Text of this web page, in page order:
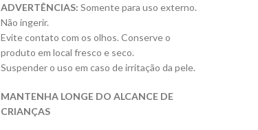
ADVERTÊNCIAS: Somente para uso externo.
Não ingerir.
Evite contato com os olhos. Conserve o
produto em local fresco e seco.
Suspender o uso em caso de irritação da pele.
MANTENHA LONGE DO ALCANCE DE
CRIANÇAS